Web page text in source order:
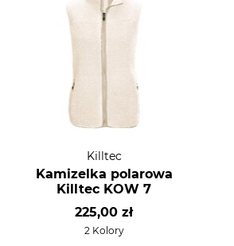
Killtec
Kamizelka polarowa
Killtec KOW 7
225,00 zł
2 Kolory